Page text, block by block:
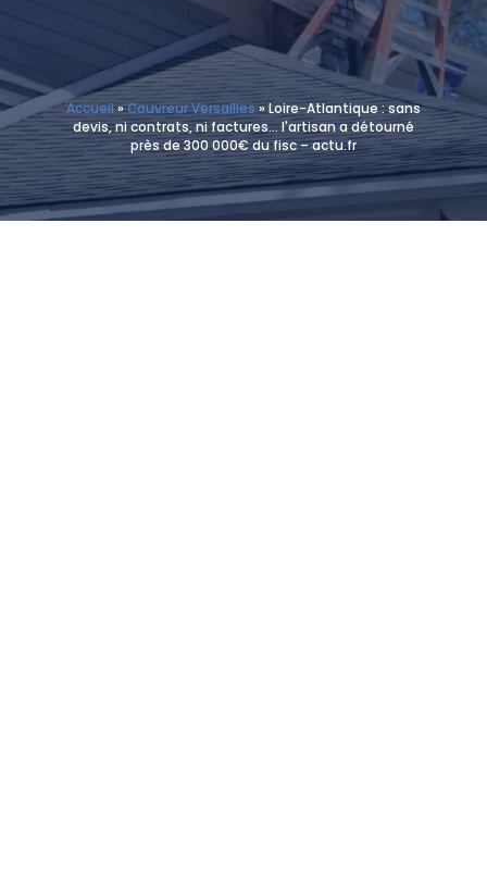
Accueil»Couvreur Versailles »Loire-Atlantique : sans
devis, ni contrats, ni factures… l'artisan a détourné
près de 300 000€ du fisc – actu.fr